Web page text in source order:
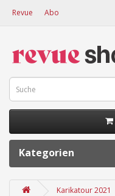
Revue Abo
Kategorien
Karikatour 2021